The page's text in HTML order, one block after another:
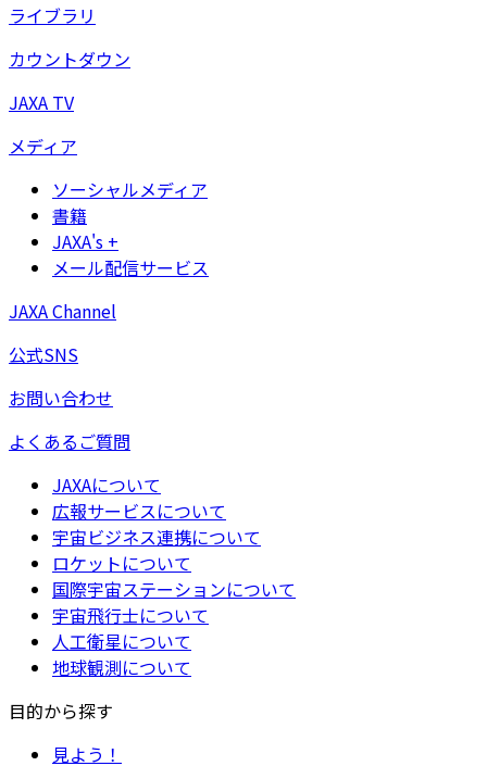
ライブラリ
カウントダウン
JAXA TV
メディア
ソーシャルメディア
書籍
JAXA's +
メール配信サービス
JAXA Channel
公式SNS
お問い合わせ
よくあるご質問
JAXAについて
広報サービスについて
宇宙ビジネス連携について
ロケットについて
国際宇宙ステーションについて
宇宙飛行士について
人工衛星について
地球観測について
目的から探す
見よう！